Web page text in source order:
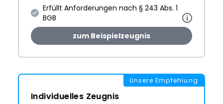
Erfüllt Anforderungen nach § 243 Abs. 1
BGB
zum Beispielzeugnis
Unsere Empfehlung
Individuelles Zeugnis